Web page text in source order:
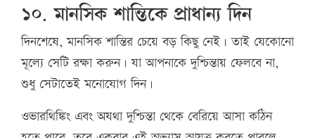
১০. মানসিক শান্তিকে প্রাধান্য দিন
দিনশেষে, মানসিক শান্তির চেয়ে বড় কিছু নেই। তাই যেকোনো
মূল্যে সেটি রক্ষা করুন। যা আপনাকে দুশ্চিন্তায় ফেলবে না,
শুধু সেটাতেই মনোযোগ দিন।
ওভারথিঙ্কিং এবং অযথা দুশ্চিন্তা থেকে বেরিয়ে আসা কঠিন